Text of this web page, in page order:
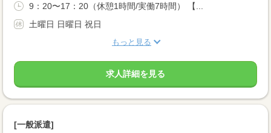
9：20〜17：20（休憩1時間/実働7時間） 【...
土曜日 日曜日 祝日
もっと見る
求人詳細を見る
[一般派遣]